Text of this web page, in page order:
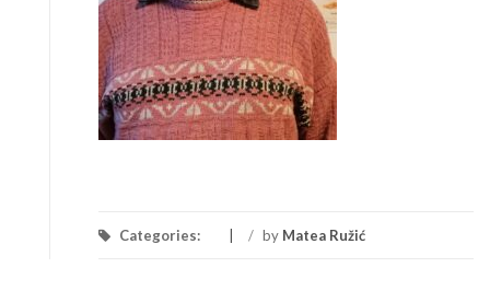
Categories: / by Matea Ružić